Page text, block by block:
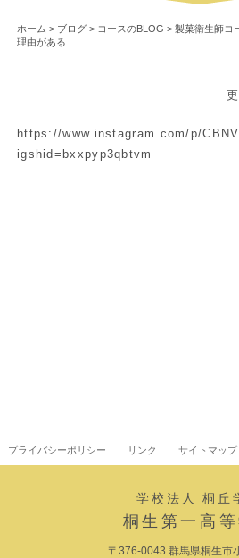
ホーム > ブログ> コースのBLOG > 製菓衛生師コ
理由がある
https://www.instagram.com/p/
igshid=bxxpyp3qbtvm
プライバシーポリシー リンク サイトマップ
学校法人 桐丘
桐生第一高
〒376-0043 群馬県桐生市